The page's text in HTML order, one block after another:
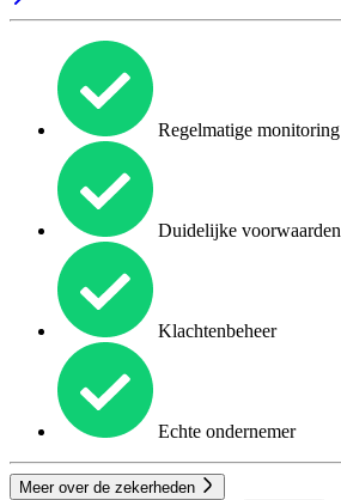
Regelmatige monitoring
Duidelijke voorwaarden
Klachtenbeheer
Echte ondernemer
Meer over de zekerheden